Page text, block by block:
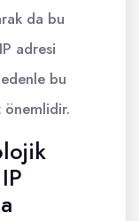
da bu
adresi
bu
önemlidir.